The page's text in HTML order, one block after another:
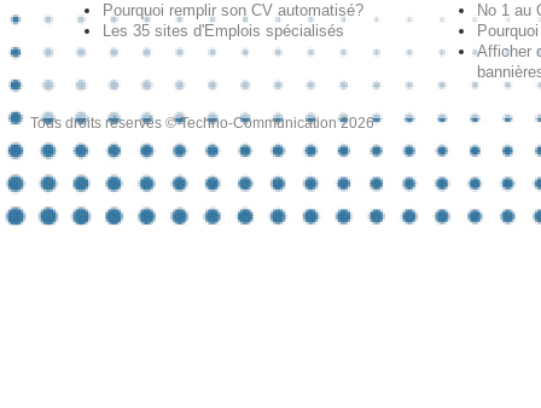
Pourquoi remplir son CV automatisé?
Les 35 sites d'Emplois spécialisés
No 1 au
Afficher
Tous droits réservés © Techno-Communication 2026